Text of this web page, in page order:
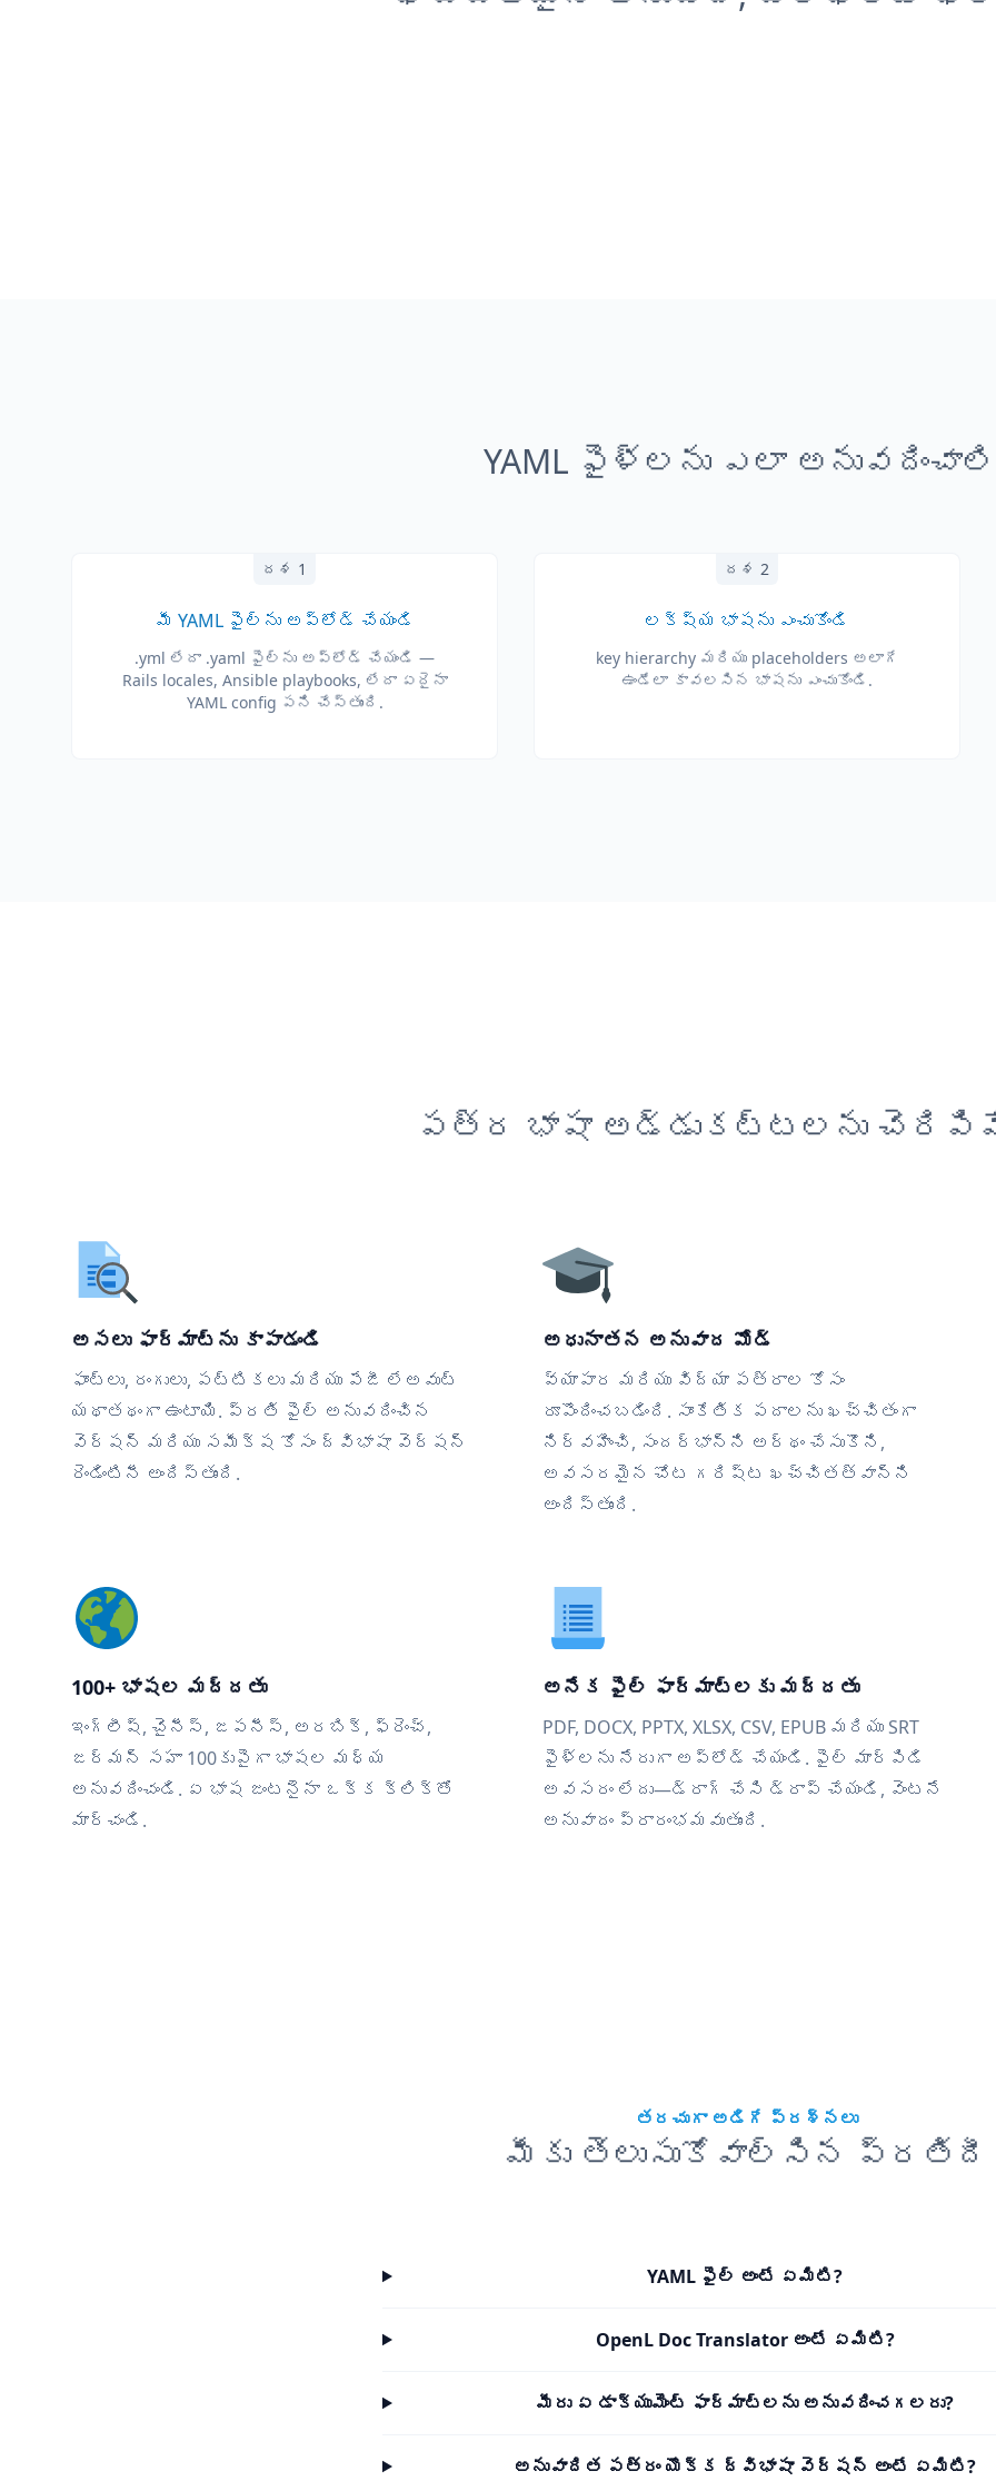
YAML ఫైళ్లను ఎలా
దశ 1
మీ YAML ఫైల్‌ను అప్‌లోడ్ చేయండి
.yml లేదా .yaml ఫైల్‌ను అప్‌లోడ్ చేయండి —
Rails locales, Ansible playbooks, లేదా ఏదైనా
YAML config పని చేస్తుంది.
దశ 2
లక్ష్య భాషను ఎంచుకోండి
key hierarchy మరియు placeholders అలాగే
ఉండేలా కావలసిన భాషను ఎంచుకోండి.
పత్ర భాషా అడ్డుకట్టలను
అసలు ఫార్మాట్‌ను కాపాడండి
ఫాంట్లు, రంగులు, పట్టికలు మరియు పేజీ లేఅవుట్
యథాతథంగా ఉంటాయి. ప్రతి ఫైల్ అనువదించిన
వెర్షన్ మరియు సమీక్ష కోసం ద్విభాషా వెర్షన్
రెండింటినీ అందిస్తుంది.
అధునాతన అనువాద మోడ్
వ్యాపార మరియు విద్యా పత్రాల కోసం
రూపొందించబడింది. సాంకేతిక పదాలను ఖచ్చితంగా
నిర్వహించి, సందర్భాన్ని అర్థం చేసుకొని,
అవసరమైన చోట గరిష్ట ఖచ్చితత్వాన్ని
అందిస్తుంది.
100+ భాషల మద్దతు
ఇంగ్లీష్, చైనీస్, జపనీస్, అరబిక్, ఫ్రెంచ్,
జర్మన్ సహా 100కుపైగా భాషల మధ్య
అనువదించండి. ఏ భాష జంటనైనా ఒక్క క్లిక్‌తో
మార్చండి.
అనేక ఫైల్ ఫార్మాట్‌లకు మద్దతు
PDF, DOCX, PPTX, XLSX, CSV, EPUB మరియు SRT
ఫైళ్లను నేరుగా అప్‌లోడ్ చేయండి. ఫైల్ మార్పిడి
అవసరం లేదు—డ్రాగ్ చేసి డ్రాప్ చేయండి, వెంటనే
అనువాదం ప్రారంభమవుతుంది.
తరచుగా అడిగే ప్రశ్నలు
మీకు తెలుసుకోవాల్సిన ప్రతిదీ
YAML ఫైల్ అంటే ఏమిటి?
OpenL Doc Translator అంటే ఏమిటి?
మీరు ఏ డాక్యుమెంట్ ఫార్మాట్‌లను అనువదించగలరు?
అనువాదిత పత్రం యొక్క ద్విభాషా వెర్షన్ అంటే ఏమిటి?